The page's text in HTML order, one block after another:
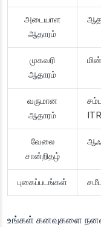
அடையாள
ஆதாரம்
முகவரி
ஆதாரம்
வருமான
ஆதாரம்
வேலை
சான்றிதழ்
புகைப்படங்கள்
உங்கள் கனவுகளை